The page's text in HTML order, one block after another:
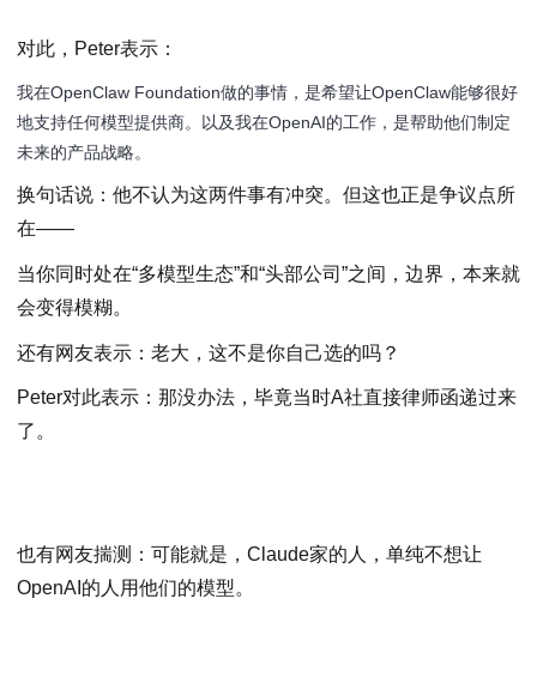
对此，Peter表示：
我在OpenClaw Foundation做的事情，是希望让OpenClaw能够很好
地支持任何模型提供商。以及我在OpenAI的工作，是帮助他们制定
未来的产品战略。
换句话说：他不认为这两件事有冲突。但这也正是争议点所
在——
当你同时处在“多模型生态”和“头部公司”之间，边界，本来就
会变得模糊。
还有网友表示：老大，这不是你自己选的吗？
Peter对此表示：那没办法，毕竟当时A社直接律师函递过来
了。
也有网友揣测：可能就是，Claude家的人，单纯不想让
OpenAI的人用他们的模型。